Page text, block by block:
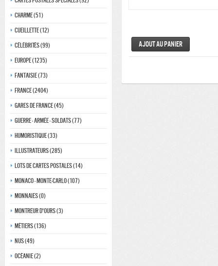
Charme (51)
Cueillette (12)
Célébrités (99)
Europe (1235)
Fantaisie (73)
France (2404)
Gares de france (45)
Guerre - Armée - Soldats (77)
Humoristique (33)
Illustrateurs (285)
Lots de Cartes Postales (14)
Monaco - monte-carlo (107)
Monnaies (0)
Montreur d'ours (3)
Métiers (136)
Nus (49)
Océanie (2)
Ajout au panier